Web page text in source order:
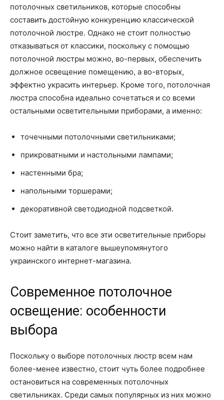
потолочных светильников, которые способны
составить достойную конкуренцию классической
потолочной люстре. Однако не стоит полностью
отказываться от классики, поскольку с помощью
потолочной люстры можно, во-первых, обеспечить
должное освещение помещению, а во-вторых,
эффектно украсить интерьер. Кроме того, потолочная
люстра способна идеально сочетаться и со всеми
остальными осветительными приборами, а именно:
точечными потолочными светильниками;
прикроватными и настольными лампами;
настенными бра;
напольными торшерами;
декоративной светодиодной подсветкой.
Стоит заметить, что все эти осветительные приборы
можно найти в каталоге вышеупомянутого
украинского интернет-магазина.
Современное потолочное
освещение: особенности
выбора
Поскольку о выборе потолочных люстр всем нам
более-менее известно, стоит чуть более подробнее
остановиться на современных потолочных
светильниках. Среди самых популярных из них можно